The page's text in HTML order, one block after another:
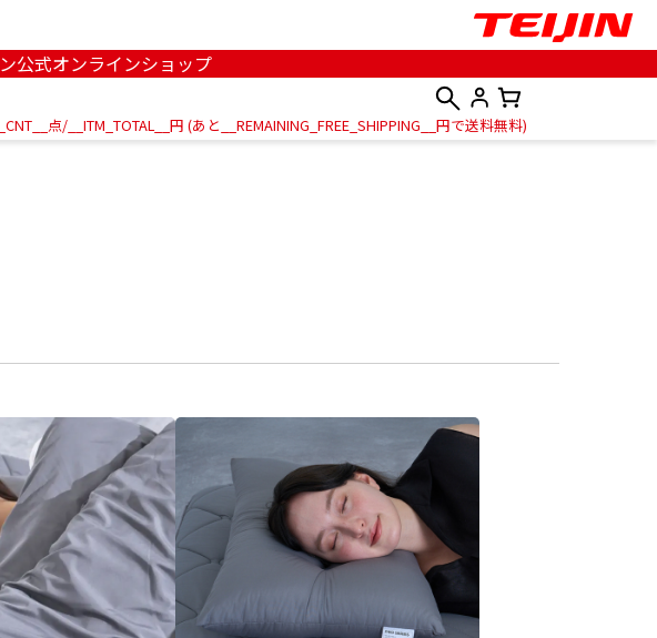
公式オンラインショップ
点/ __ITM_TOTAL__円(あと __REMAINING_FREE_SHIPPING__円で送料無料)